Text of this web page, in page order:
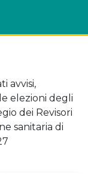
avvisi,
elezioni degli
dei Revisori
sanitaria di